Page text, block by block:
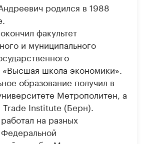
родился в 1988
факультет
и муниципального
«Высшая школа экономики».
образование получил в
Метрополитен, а
Trade Institute (Берн).
на разных